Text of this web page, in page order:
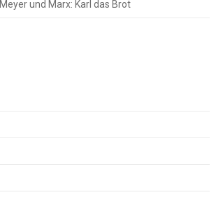
Meyer und Marx: Karl das Brot